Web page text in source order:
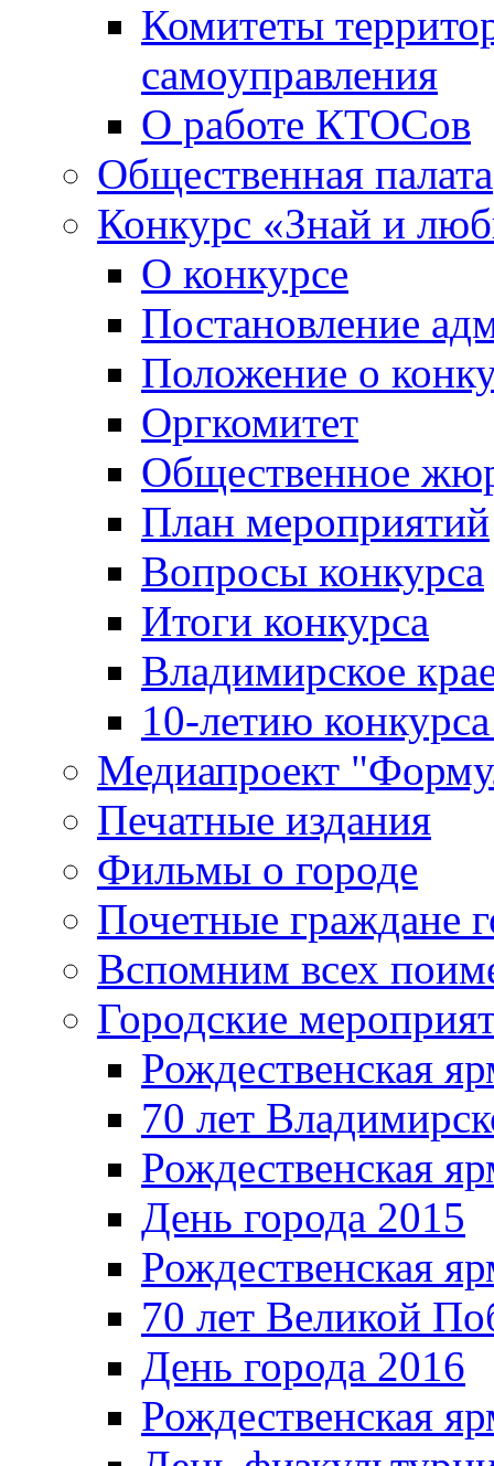
Комитеты
самоуправления
О работе КТОСов
Общественная палата
Конкурс «Знай и
О конкурсе
Постановление
Положение о
Оргкомитет
Общественное
План мероприятий
Вопросы конкурса
Итоги конкурса
Владимирское
10-летию
Медиапроект
Печатные издания
Фильмы о городе
Почетные граждане
Вспомним всех
Городские
Рождественская
70 лет
Рождественская
День города 2015
Рождественская
70 лет Великой
День города 2016
Рождественская